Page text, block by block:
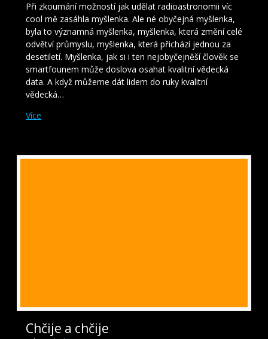
Při zkoumání možností jak udělat radioastronomii víc
cool mě zasáhla myšlenka. Ale né obyčejná myšlenka,
byla to významná myšlenka, myšlenka, která změní celé
odvětví průmyslu, myšlenka, která přichází jednou za
desetiletí. Myšlenka, jak si i ten nejobyčejněší člověk se
smartfounem může doslova osahat kvalitní vědecká
data. A když můžeme dát lidem do ruky kvalitní
vědecká…
Více
Chčije a chčije